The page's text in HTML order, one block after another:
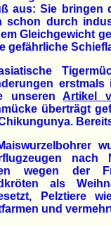
aus: Sie bringen
schon durch
Gleichgewicht
gefährliche
unserenArtikel
überträgt
nach
wegen der
als
Pelztiere
und